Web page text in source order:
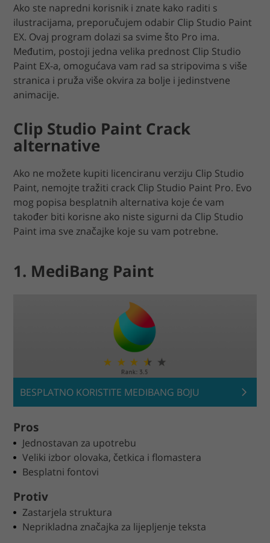
Ako ste napredni korisnik i znate kako raditi s
ilustracijama, preporučujem odabir Clip Studio Paint
EX. Ovaj program dolazi sa svime što Pro ima.
Međutim, postoji jedna velika prednost Clip Studio
Paint EX-a, omogućava vam rad sa stripovima s više
stranica i pruža više okvira za bolje i jedinstvene
animacije.
Clip Studio Paint Crack
alternative
Ako ne možete kupiti licenciranu verziju Clip Studio
Paint, nemojte tražiti crack Clip Studio Paint Pro. Evo
mog popisa besplatnih alternativa koje će vam
također biti korisne ako niste sigurni da Clip Studio
Paint ima sve značajke koje su vam potrebne.
1. MediBang Paint
BESPLATNO KORISTITE MEDIBANG BOJU
Pros
Jednostavan za upotrebu
Veliki izbor olovaka, četkica i flomastera
Besplatni fontovi
Protiv
Zastarjela struktura
Neprikladna značajka za lijepljenje teksta